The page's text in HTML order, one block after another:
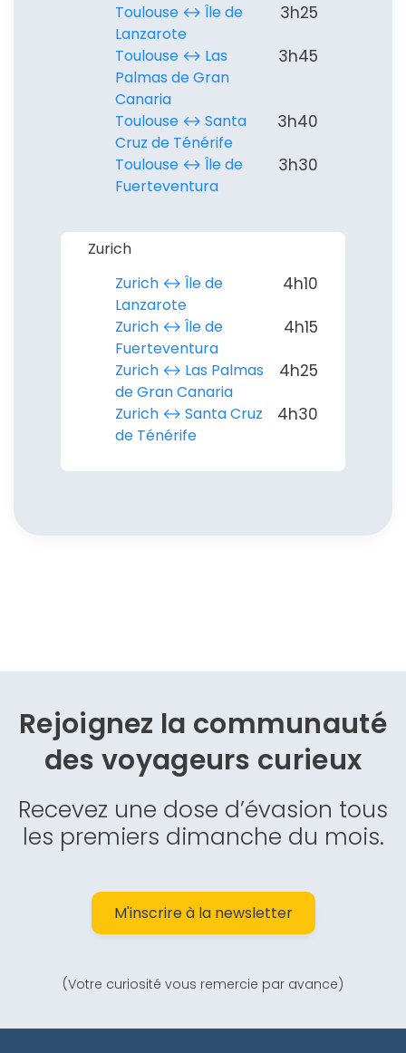
Toulouse ↔︎ Île de
Lanzarote
3h25
Toulouse ↔︎ Las
Palmas de Gran
Canaria
3h45
Toulouse ↔︎ Santa
Cruz de Ténérife
3h40
Toulouse ↔︎ Île de
Fuerteventura
3h30
Zurich
Zurich ↔︎ Île de
Lanzarote
4h10
Zurich ↔︎ Île de
Fuerteventura
4h15
Zurich ↔︎ Las Palmas
de Gran Canaria
4h25
Zurich ↔︎ Santa Cruz
de Ténérife
4h30
Rejoignez la communauté
desvoyageurs curieux
Recevez une dose d’évasion tous
les premiers dimanche du mois.
M'inscrire à la newsletter
(Votre curiosité vous remercie par avance)